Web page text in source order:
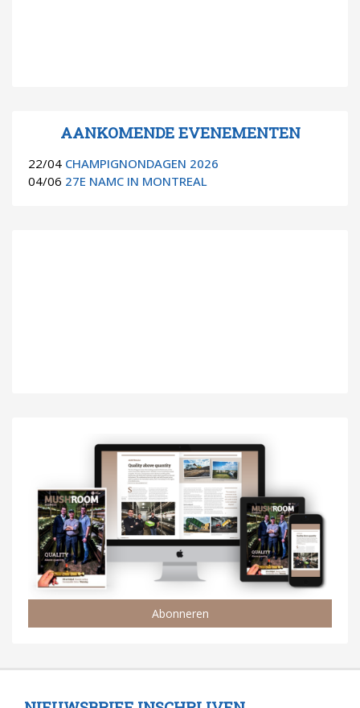
AANKOMENDE EVENEMENTEN
22/04 CHAMPIGNONDAGEN 2026
04/06 27E NAMC IN MONTREAL
Abonneren